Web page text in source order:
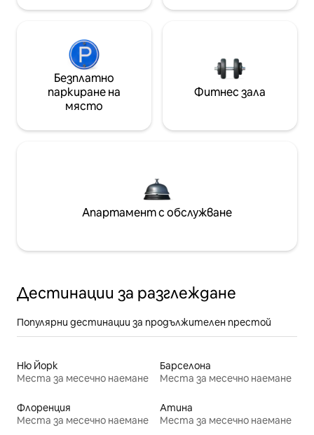
Безплатно
паркиране на
място
Фитнес зала
Апартамент с обслужване
Дестинации за разглеждане
Популярни дестинации за продължителен престой
Ню Йорк
Места за месечно наемане
Барселона
Места за месечно наемане
Флоренция
Места за месечно наемане
Атина
Места за месечно наемане